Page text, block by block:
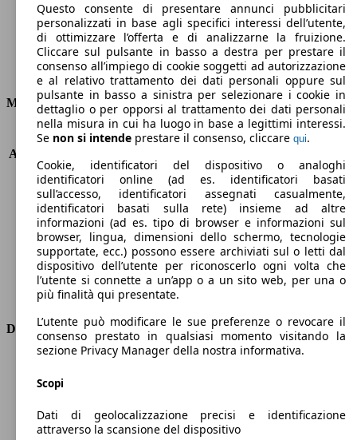
Diesel
Carburante
Motore e Prestazioni
KW (PS)
155 kW (210 PS)
Accelerazione (0-100 km/h)
Velocità massima (km/h)
235 km/h
Numero di marce
8
Coppia
470 nm
Cilindrata
2143 ccm
Carburante
Diesel
Cilindri
4
Trasmissione
Automatico
Tipo di trazione
Integrale
Dimensioni
Lunghezza
Passo
2820 mm
Peso massimo
2175 kg
Questo consente di presentare annunci pubblicitari
personalizzati in base agli specifici interessi dell’utente,
di ottimizzare l’offerta e di analizzarne la fruizione.
Cliccare sul pulsante in basso a destra per prestare il
consenso all’impiego di cookie soggetti ad autorizzazione
e al relativo trattamento dei dati personali oppure sul
pulsante in basso a sinistra per selezionare i cookie in
dettaglio o per opporsi al trattamento dei dati personali
nella misura in cui ha luogo in base a legittimi interessi.
Se non si intende prestare il consenso, cliccare qui.
Cookie, identificatori del dispositivo o analoghi
identificatori online (ad es. identificatori basati
sull’accesso, identificatori assegnati casualmente,
identificatori basati sulla rete) insieme ad altre
informazioni (ad es. tipo di browser e informazioni sul
browser, lingua, dimensioni dello schermo, tecnologie
supportate, ecc.) possono essere archiviati sul o letti dal
dispositivo dell’utente per riconoscerlo ogni volta che
l’utente si connette a un’app o a un sito web, per una o
più finalità qui presentate.
L’utente può modificare le sue preferenze o revocare il
consenso prestato in qualsiasi momento visitando la
sezione Privacy Manager della nostra informativa.
Scopi
Dati di geolocalizzazione precisi e identificazione
attraverso la scansione del dispositivo